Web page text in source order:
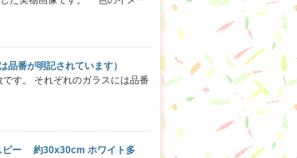
番が明記されています）
す。 それぞれのガラスには品番
ピー 約30x30cm ホワイト多